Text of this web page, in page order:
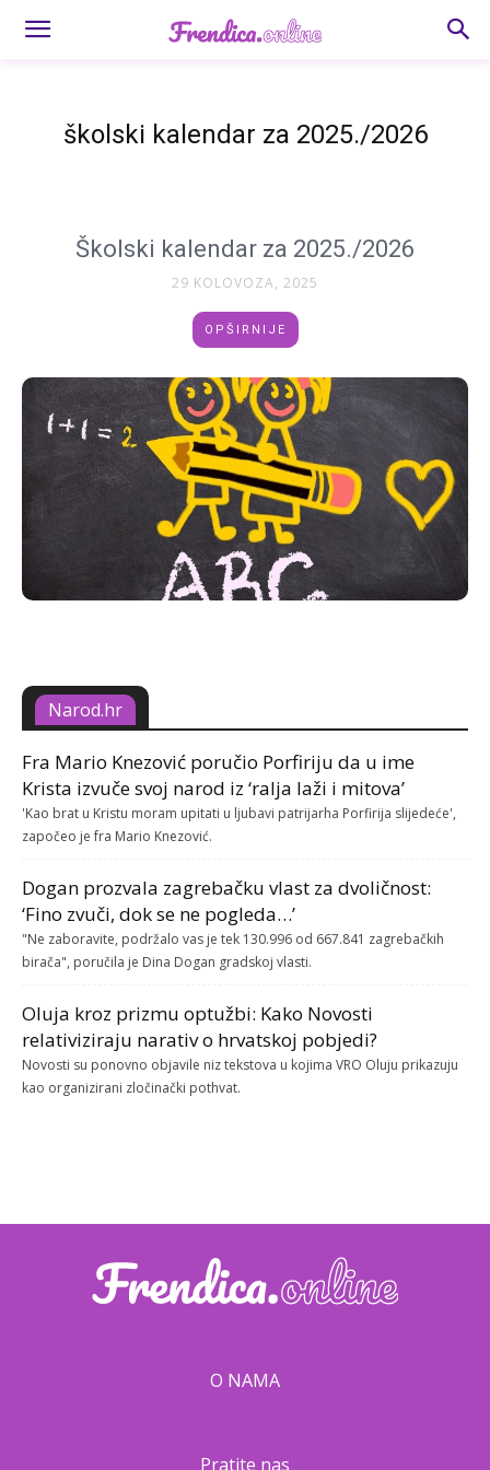
školski kalendar za 2025./2026
Školski kalendar za 2025./2026
29 KOLOVOZA, 2025
OPŠIRNIJE
Narod.hr
Fra Mario Knezović poručio Porfiriju da u ime
Krista izvuče svoj narod iz ‘ralja laži i mitova’
'Kao brat u Kristu moram upitati u ljubavi patrijarha Porfirija slijedeće',
započeo je fra Mario Knezović.
Dogan prozvala zagrebačku vlast za dvoličnost:
‘Fino zvuči, dok se ne pogleda…’
"Ne zaboravite, podržalo vas je tek 130.996 od 667.841 zagrebačkih
birača", poručila je Dina Dogan gradskoj vlasti.
Oluja kroz prizmu optužbi: Kako Novosti
relativiziraju narativ o hrvatskoj pobjedi?
Novosti su ponovno objavile niz tekstova u kojima VRO Oluju prikazuju
kao organizirani zločinački pothvat.
O NAMA
Pratite nas